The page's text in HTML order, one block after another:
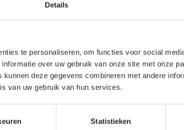
Details
te personaliseren, om functies voor social
over uw gebruik van onze site met onze
deze gegevens combineren met andere
van uw gebruik van hun services.
Statistieken
972